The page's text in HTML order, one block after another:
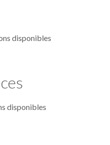
disponibles
disponibles